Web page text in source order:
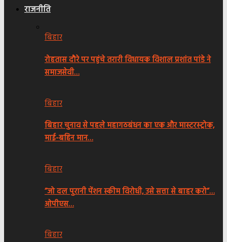
राजनीति
बिहार
रोहतास दौरे पर पहुंचे तरारी विधायक विशाल प्रशांत पांडे ने
समाजसेवी…
बिहार
बिहार चुनाव से पहले महागठबंधन का एक और मास्टरस्ट्रोक,
माई-बहिन मान…
बिहार
”जो दल पुरानी पेंशन स्कीम विरोधी, उसे सत्ता से बाहर करो”…
ओपीएस…
बिहार